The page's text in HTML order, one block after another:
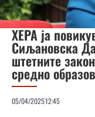
ХЕРА ја
Сиљановска
штетните
средно
05/04/202512:45